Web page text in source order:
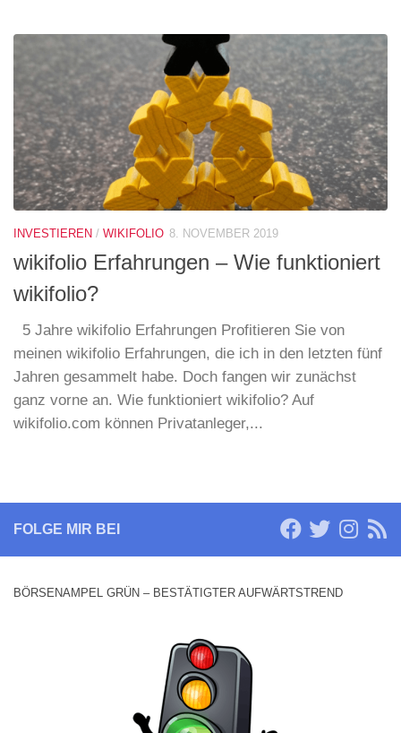
INVESTIEREN / WIKIFOLIO 8. NOVEMBER 2019
wikifolio Erfahrungen – Wie funktioniert
wikifolio?
5 Jahre wikifolio Erfahrungen Profitieren Sie von
meinen wikifolio Erfahrungen, die ich in den letzten fünf
Jahren gesammelt habe. Doch fangen wir zunächst
ganz vorne an. Wie funktioniert wikifolio? Auf
wikifolio.com können Privatanleger,...
FOLGE MIR BEI
BÖRSENAMPEL GRÜN – BESTÄTIGTER AUFWÄRTSTREND